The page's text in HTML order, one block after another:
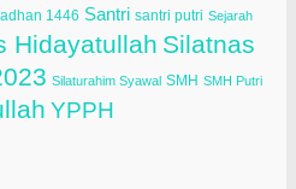
1446 Santri santri putri Sejarah
Hidayatullah Silatnas
Silaturahim Syawal SMH SMH Putri
YPPH